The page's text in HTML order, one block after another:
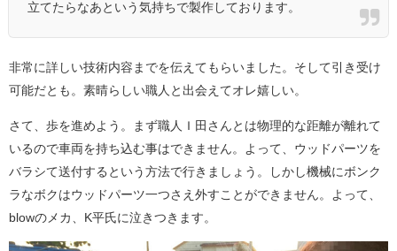
立てたらなあという気持ちで製作しております。
非常に詳しい技術内容までを伝えてもらいました。そして引き受け
可能だとも。素晴らしい職人と出会えてオレ嬉しい。
さて、歩を進めよう。まず職人Ｉ田さんとは物理的な距離が離れて
いるので車両を持ち込む事はできません。よって、ウッドパーツを
バラシて送付するという方法で行きましょう。しかし機械にボンク
ラなボクはウッドパーツ一つさえ外すことができません。よって、
blowのメカ、K平氏に泣きつきます。